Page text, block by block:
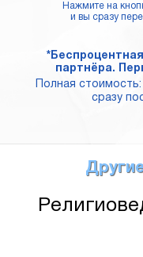
Нажмите на
и вы сразу
партнёра.
Полная
сразу